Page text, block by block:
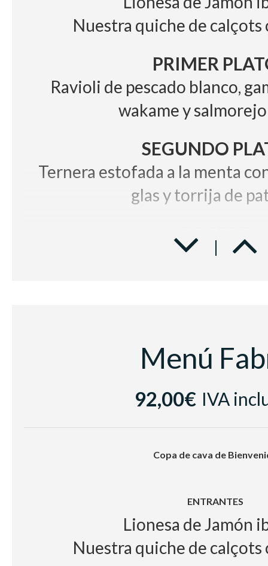
Nuestra quiche de calçots
PRIMER
Ravioli de pescado blanco,
wakame y
SEGUNDO
Ternera estofada a la menta
glas y torrija de
POSTRE
Plutón de mousse de
Vino
Cerveza con y sin alcohol,
Café e
Menú
92,00€ IVA
Copa de cava de
ENTRANTES
Lionesa de Jamón
Nuestra quiche de calçots